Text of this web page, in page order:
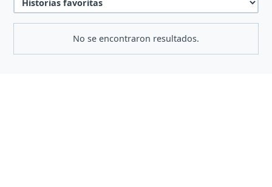
No se encontraron resultados.